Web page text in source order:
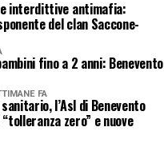
interdittive antimafia:
del clan Saccone-
fino a 2 anni: Benevento
FA
l’Asl di Benevento
zero” e nuove